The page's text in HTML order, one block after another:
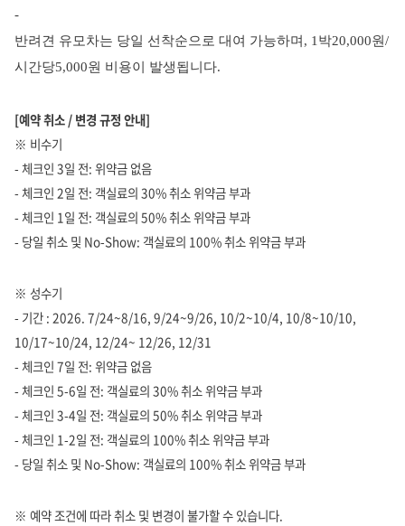
-
반려견 유모차는 당일 선착순으로 대여 가능하며 , 1박20,000원/
시간당5,000원 비용이 발생됩니다.
[예약 취소 / 변경 규정 안내]
※ 비수기
- 체크인 3일 전: 위약금 없음
- 체크인 2일 전: 객실료의 30% 취소 위약금 부과
- 체크인 1일 전: 객실료의 50% 취소 위약금 부과
- 당일 취소 및 No-Show: 객실료의 100% 취소 위약금 부과
※ 성수기
- 기간 : 2026. 7/24~8/16, 9/24~9/26, 10/2~10/4, 10/8~10/10,
10/17~10/24, 12/24~ 12/26, 12/31
- 체크인 7일 전: 위약금 없음
- 체크인 5-6일 전: 객실료의 30% 취소 위약금 부과
- 체크인 3-4일 전: 객실료의 50% 취소 위약금 부과
- 체크인 1-2일 전: 객실료의 100% 취소 위약금 부과
- 당일 취소 및 No-Show: 객실료의 100% 취소 위약금 부과
※ 예약 조건에 따라 취소 및 변경이 불가할 수 있습니다.